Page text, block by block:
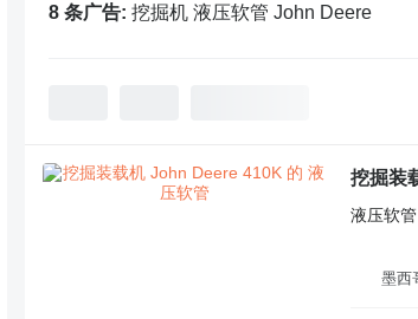
8 条广告: 挖掘机 液压软管 John Deere
挖掘装
液压软管
墨西